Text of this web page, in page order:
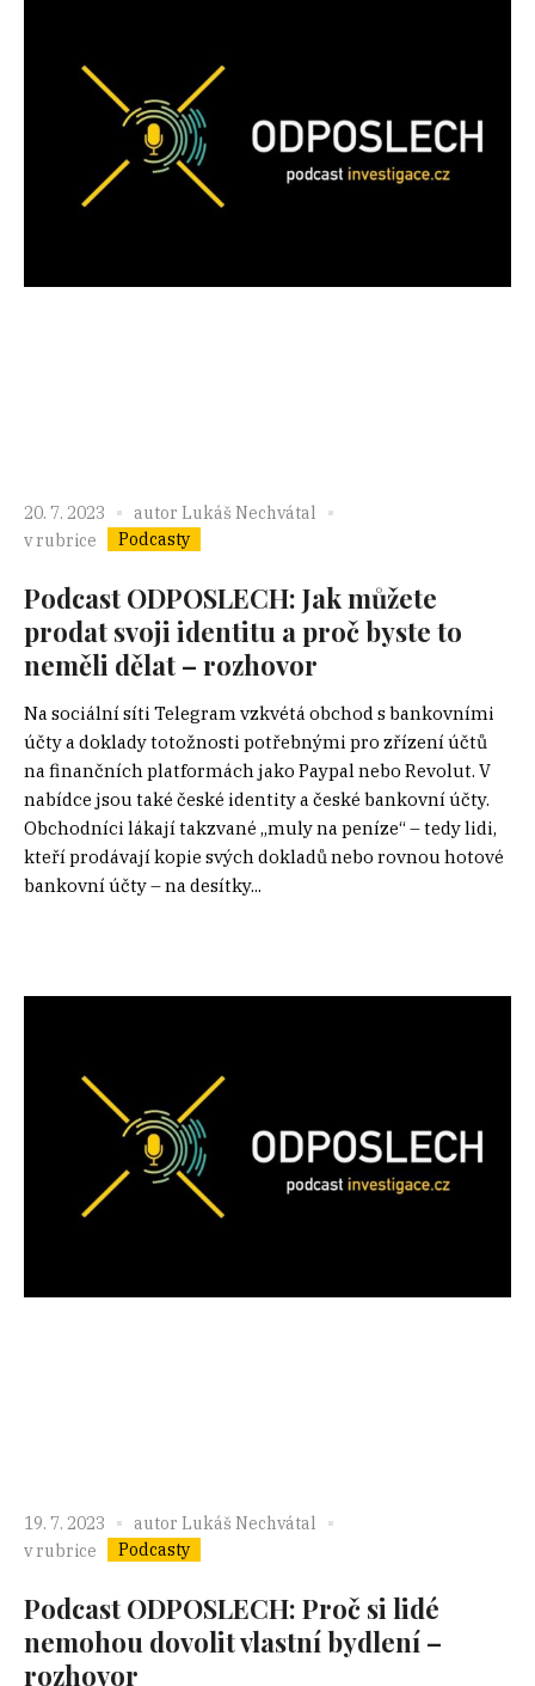
20. 7. 2023 autor Lukáš Nechvátal
v rubrice
Podcasty
Podcast ODPOSLECH: Jak můžete
prodat svoji identitu a proč byste to
neměli dělat – rozhovor
Na sociální síti Telegram vzkvétá obchod s bankovními
účty a doklady totožnosti potřebnými pro zřízení účtů
na finančních platformách jako Paypal nebo Revolut. V
nabídce jsou také české identity a české bankovní účty.
Obchodníci lákají takzvané „muly na peníze“ – tedy lidi,
kteří prodávají kopie svých dokladů nebo rovnou hotové
bankovní účty – na desítky...
19. 7. 2023 autor Lukáš Nechvátal
v rubrice
Podcasty
Podcast ODPOSLECH: Proč si lidé
nemohou dovolit vlastní bydlení –
rozhovor